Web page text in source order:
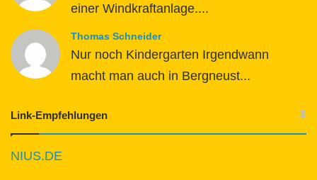
einer Windkraftanlage....
Thomas Schneider
Nur noch Kindergarten Irgendwann
macht man auch in Bergneust...
Link-Empfehlungen
NIUS.DE